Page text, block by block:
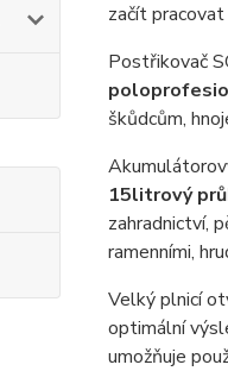
začít
Postřikovač
škůdcům,
15litrový
zahradnictví,
ramenními,
Velký plnicí
optimální
umožňuje